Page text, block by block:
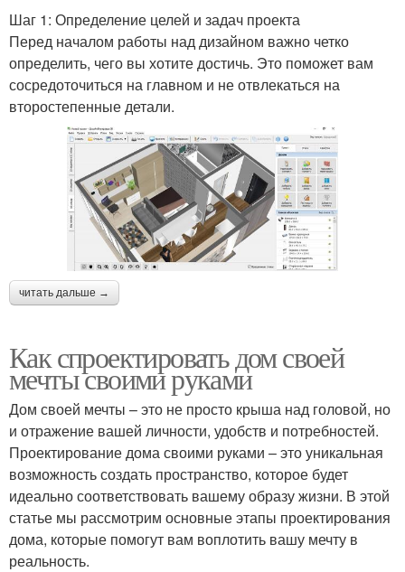
Шаг 1: Определение целей и задач проекта
Перед началом работы над дизайном важно четко
определить, чего вы хотите достичь. Это поможет вам
сосредоточиться на главном и не отвлекаться на
второстепенные детали.
читать дальше →
Как спроектировать дом своей
мечты своими руками
Дом своей мечты – это не просто крыша над головой, но
и отражение вашей личности, удобств и потребностей.
Проектирование дома своими руками – это уникальная
возможность создать пространство, которое будет
идеально соответствовать вашему образу жизни. В этой
статье мы рассмотрим основные этапы проектирования
дома, которые помогут вам воплотить вашу мечту в
реальность.